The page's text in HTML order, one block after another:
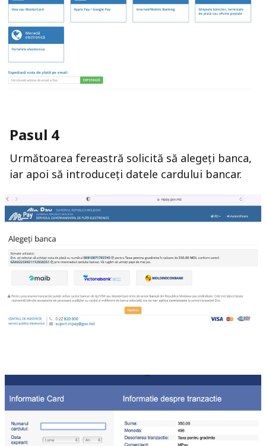
Pasul 4
Următoarea fereastră solicită să alegeți banca,
iar apoi să introduceți datele cardului bancar.